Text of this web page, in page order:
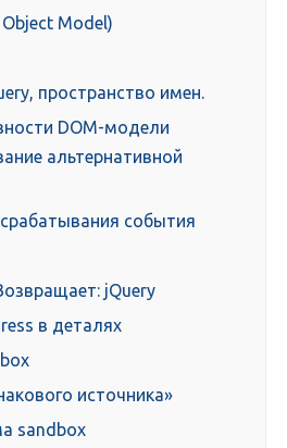
Model)
пространство имен.
DOM-модели
альтернативной
события
jQuery
в деталях
источника»
sandbox